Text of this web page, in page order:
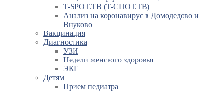
T-SPOT.TB (Т-СПОТ.ТВ)
Анализ на коронавирус в Домодедово и
Внуково
Вакцинация
Диагностика
УЗИ
Недели женского здоровья
ЭКГ
Детям
Прием педиатра